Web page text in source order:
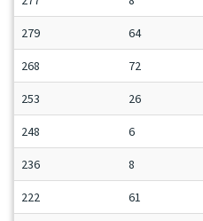
279 64
268 72
253 26
248 6
236 8
222 61